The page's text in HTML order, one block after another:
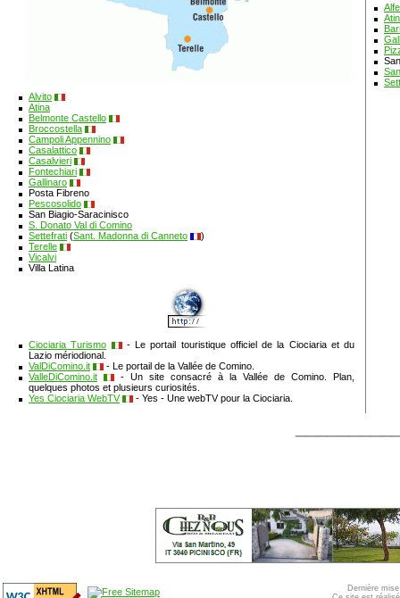
Alvito
Atina
Belmonte Castello
Broccostella
Campoli Appennino
Casalattico
Casalvieri
Fontechiari
Gallinaro
Posta Fibreno
Pescosolido
San Biagio-Saracinisco
S. Donato Val di Comino
Settefrati (Sant. Madonna di Canneto
)
Terelle
Vicalvi
Villa Latina
Ciociaria Turismo
- Le portail touristique officiel de la Ciociaria et du
Lazio mériodional.
ValDiComino.it
- Le portail de la Vallée de Comino.
ValleDiComino.it
- Un site consacré à la Vallée de Comino. Plan,
quelques photos et plusieurs curiosités.
Yes Ciociaria WebTV
- Yes - Une webTV pour la Ciociaria.
Dernière